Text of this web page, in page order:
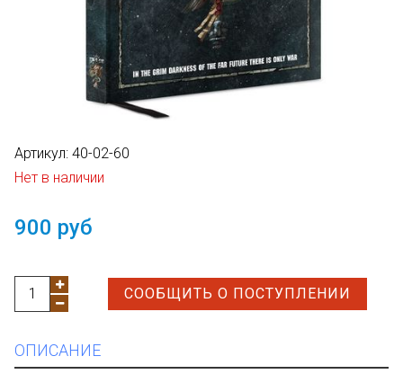
Артикул: 40-02-60
Нет в наличии
900 руб
СООБЩИТЬ О ПОСТУПЛЕНИИ
ОПИСАНИЕ